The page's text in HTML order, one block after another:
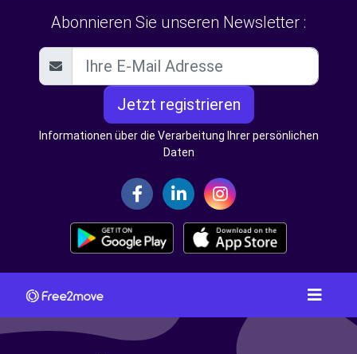
Abonnieren Sie unseren Newsletter :
Jetzt registrieren
Informationen über die Verarbeitung Ihrer persönlichen
Daten